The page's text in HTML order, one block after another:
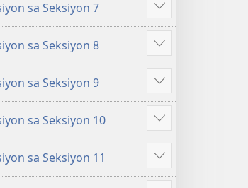
iba
pa
sa Seksiyon 7
Ipakita
ang
iba
pa
sa Seksiyon 8
Ipakita
ang
iba
pa
sa Seksiyon 9
Ipakita
ang
iba
pa
sa Seksiyon 10
Ipakita
ang
iba
pa
sa Seksiyon 11
Ipakita
ang